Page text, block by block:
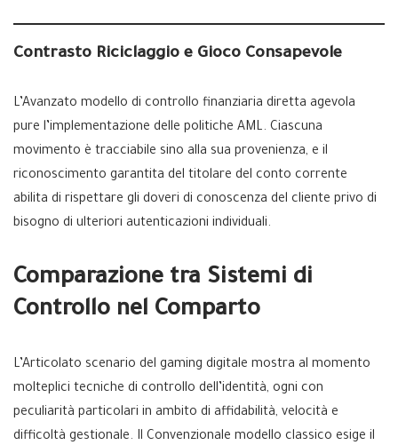
Contrasto Riciclaggio e Gioco Consapevole
L’Avanzato modello di controllo finanziaria diretta agevola
pure l’implementazione delle politiche AML. Ciascuna
movimento è tracciabile sino alla sua provenienza, e il
riconoscimento garantita del titolare del conto corrente
abilita di rispettare gli doveri di conoscenza del cliente privo di
bisogno di ulteriori autenticazioni individuali.
Comparazione tra Sistemi di
Controllo nel Comparto
L’Articolato scenario del gaming digitale mostra al momento
molteplici tecniche di controllo dell’identità, ogni con
peculiarità particolari in ambito di affidabilità, velocità e
difficoltà gestionale. Il Convenzionale modello classico esige il